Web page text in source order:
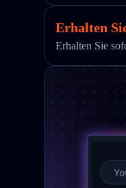
Erhalten
Erhalten Sie